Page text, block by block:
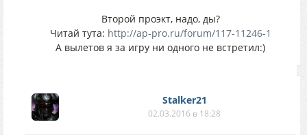
И это, что это за "второй проект", э? Я весь
в непонятках, видно, вовремя тему не
просёк. А ты умеешь чисто конкретно
Короче, это, братан... Я, это, короче, от
чистого сердца, желаю тебе и твоим
проектам, чтоб все было ровно, короче...
Второй проэкт, надо, ды?
Читай тута: http://ap-pro.ru/forum/117-11246-1
А вылетов я за игру ни одного не встретил:)
Stalker21
02.03.2016 в 18:28